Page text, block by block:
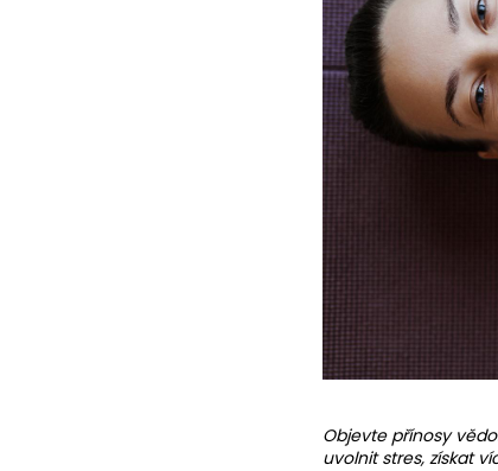
Objevte přínosy
uvolnit stres, získat